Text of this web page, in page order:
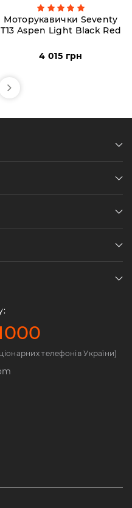
Моторукавички Seventy
T13 Aspen Light Black Red
4 015 грн
телефонів України)